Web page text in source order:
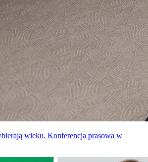
wieku. Konferencja prasowa w